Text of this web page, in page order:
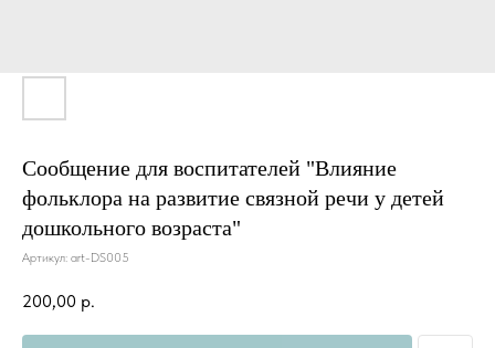
Сообщение для воспитателей "Влияние
фольклора на развитие связной речи у детей
дошкольного возраста"
Артикул: art-DS005
200,00 р.